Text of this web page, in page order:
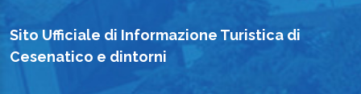
Sito Ufficiale di Informazione Turistica di
Cesenatico e dintorni